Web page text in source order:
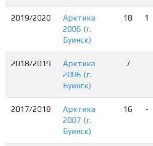
2019/2020
Арктика
2006 (г.
Буинск)
18 1
2018/2019
Арктика
2006 (г.
Буинск)
7 -
2017/2018
Арктика
2007 (г.
Буинск)
16 -